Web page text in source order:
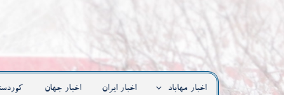
اخبار مهاباد اخبار ایران اخبار جهان